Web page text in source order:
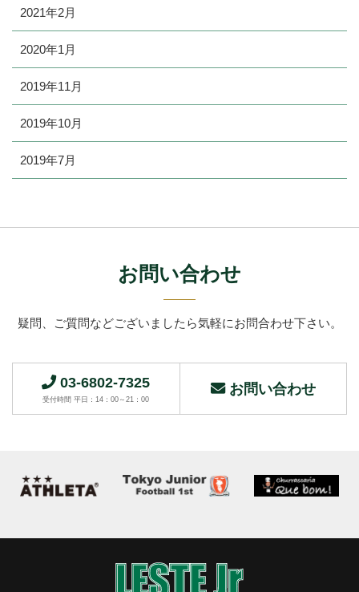
2021年2月
2020年1月
2019年11月
2019年10月
2019年7月
お問い合わせ
疑問、ご質問などございましたら気軽にお問合わせ下さい。
03-6802-7325
受付時間 平日：14：00～21：00
お問い合わせ